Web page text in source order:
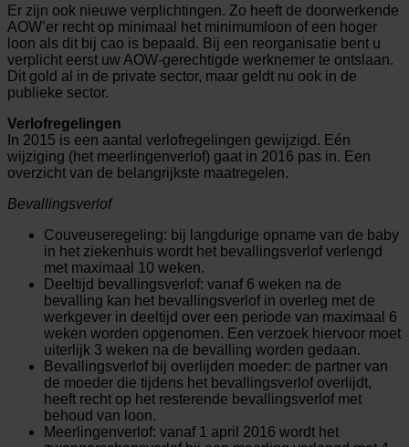
Er zijn ook nieuwe verplichtingen. Zo heeft de doorwerkende
AOW’er recht op minimaal het minimumloon of een hoger
loon als dit bij cao is bepaald. Bij een reorganisatie bent u
verplicht eerst uw AOW-gerechtigde werknemer te ontslaan.
Dit gold al in de private sector, maar geldt nu ook in de
publieke sector.
Verlofregelingen
In 2015 is een aantal verlofregelingen gewijzigd. Eén
wijziging (het meerlingenverlof) gaat in 2016 pas in. Een
overzicht van de belangrijkste maatregelen.
Bevallingsverlof
Couveuseregeling: bij langdurige opname van de baby
in het ziekenhuis wordt het bevallingsverlof verlengd
met maximaal 10 weken.
Deeltijd bevallingsverlof: vanaf 6 weken na de
bevalling kan het bevallingsverlof in overleg met de
werkgever in deeltijd over een periode van maximaal 6
weken worden opgenomen. Een verzoek hiervoor moet
uiterlijk 3 weken na de bevalling worden gedaan.
Bevallingsverlof bij overlijden moeder: de partner van
de moeder die tijdens het bevallingsverlof overlijdt,
heeft recht op het resterende bevallingsverlof met
behoud van loon.
Meerlingenverlof: vanaf 1 april 2016 wordt het